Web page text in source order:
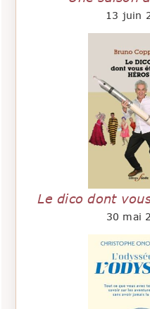
13 juin
Le dico dont
30 mai